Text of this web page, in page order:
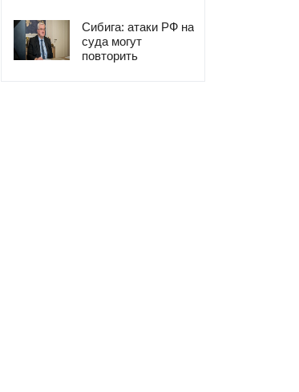
Сибига: атаки РФ на
суда могут
повторить